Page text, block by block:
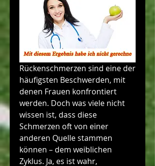
Rückenschmerzen sind eine der
häufigsten Beschwerden, mit
denen Frauen konfrontiert
werden. Doch was viele nicht
wissen ist, dass diese
Schmerzen oft von einer
anderen Quelle stammen
können – dem weiblichen
Zyklus. Ja, es ist wahr,